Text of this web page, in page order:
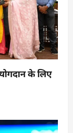
योगदान के लिए